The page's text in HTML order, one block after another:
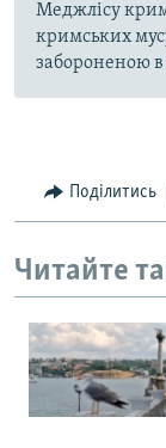
Меджлісу
кримських
забороненою в
Поділитись
Читайте